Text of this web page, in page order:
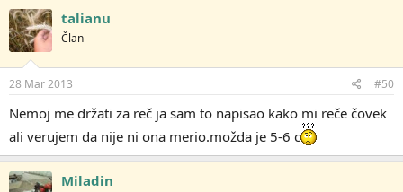
talianu
Član
28 Mar 2013 #50
Nemoj me držati za reč ja sam to napisao kako mi reče čovek
ali verujem da nije ni ona merio.možda je 5-6 c
Miladin